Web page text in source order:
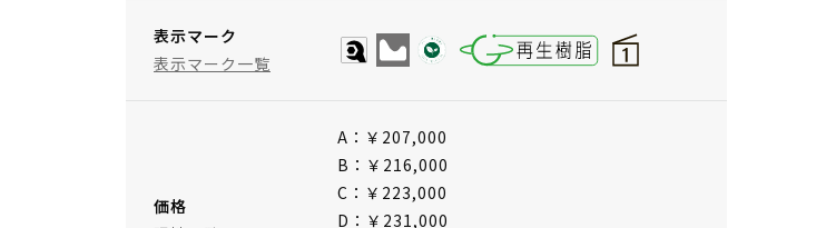
表示マーク
表示マーク一覧
価格
A：￥207,000
B：￥216,000
C：￥223,000
D：￥231,000